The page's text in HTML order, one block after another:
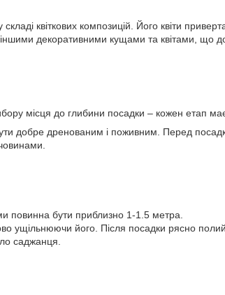
квіткових композицій. Його квіти
декоративними кущами та квітами, що
місця до глибини посадки – кожен етап
добре дренованим і поживним. Перед
повинна бути приблизно 1-1.5 метра.
ущільнюючи його. Після посадки рясно
саджанця.